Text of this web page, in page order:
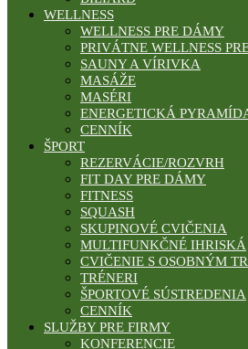
WELLNESS
WELLNESS PRE DÁMY
PRIVÁTNE WELLNESS
SAUNY A VÍRIVKA
MASÁŽE
MASÉRI
ENERGETICKÁ
CENNÍK
ŠPORT
REZERVÁCIE/ROZVRH
FIT DAY PRE DÁMY
FITNESS
SQUASH
SKUPINOVÉ CVIČENIA
MULTIFUNKČNÉ IHRISKÁ
CVIČENIE S OSOBNÝM
TRÉNERI
ŠPORTOVÉ SÚSTREDENIA
CENNÍK
SLUŽBY PRE FIRMY
KONFERENCIE